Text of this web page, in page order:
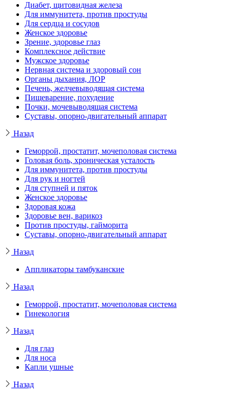
Диабет, щитовидная железа
Для иммунитета, против простуды
Для сердца и сосудов
Женское здоровье
Зрение, здоровье глаз
Комплексное действие
Мужское здоровье
Нервная система и здоровый сон
Органы дыхания, ЛОР
Печень, желчевыводящая система
Пищеварение, похудение
Почки, мочевыводящая система
Суставы, опорно-двигательный аппарат
Назад
Геморрой, простатит, мочеполовая система
Головая боль, хроническая усталость
Для иммунитета, против простуды
Для рук и ногтей
Для ступней и пяток
Женское здоровье
Здоровая кожа
Здоровье вен, варикоз
Против простуды, гайморита
Суставы, опорно-двигательный аппарат
Назад
Аппликаторы тамбуканские
Назад
Геморрой, простатит, мочеполовая система
Гинекология
Назад
Для глаз
Для носа
Капли ушные
Назад